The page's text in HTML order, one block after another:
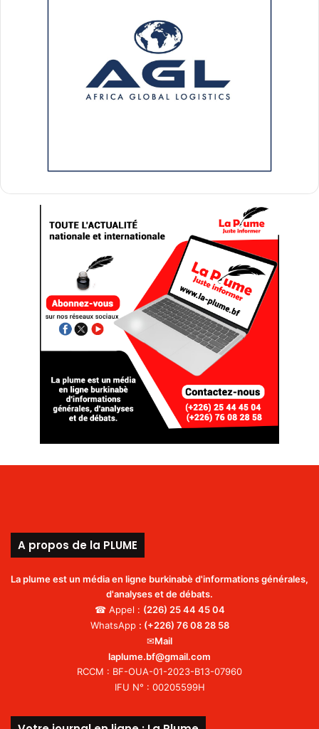
A propos de la PLUME
La plume est un média en ligne burkinabè d'informations générales,
d'analyses et de débats.
☎ Appel : (226) 25 44 45 04
WhatsApp : (+226) 76 08 28 58
✉Mail
laplume.bf@gmail.com
RCCM : BF-OUA-01-2023-B13-07960
IFU N° : 00205599H